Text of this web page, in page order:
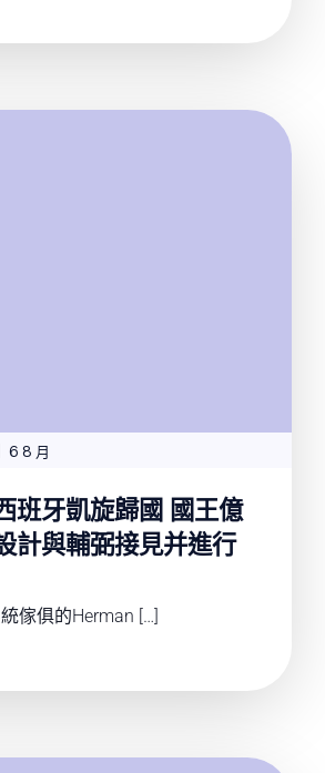
6 8 月
班牙凱旋歸國 國王億
計與輔弼接見并進行
傢俱的Herman […]